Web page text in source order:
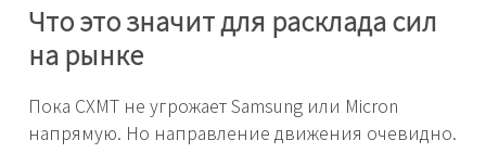
Что это значит для расклада сил
на рынке
Пока CXMT не угрожает Samsung или Micron
напрямую. Но направление движения очевидно.